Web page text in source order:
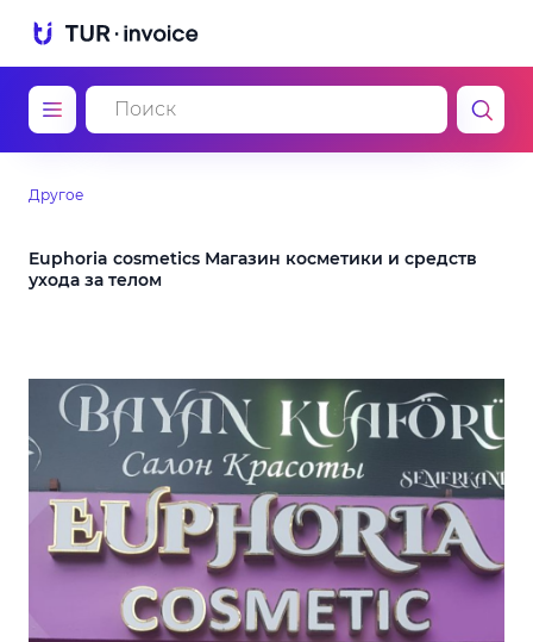
Другое
Euphoria cosmetics Магазин косметики и средств
ухода за телом